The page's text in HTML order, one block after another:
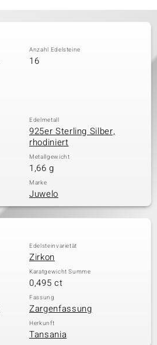
Anzahl Edelsteine
16
Edelmetall
925er Sterling Silber,
rhodiniert
Metallgewicht
1,66 g
Marke
Juwelo
Edelsteinvarietät
Zirkon
Karatgewicht Summe
0,495 ct
Fassung
Zargenfassung
Herkunft
Tansania